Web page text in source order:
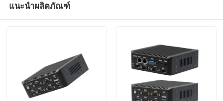
แนะนำผลิตภัณฑ์